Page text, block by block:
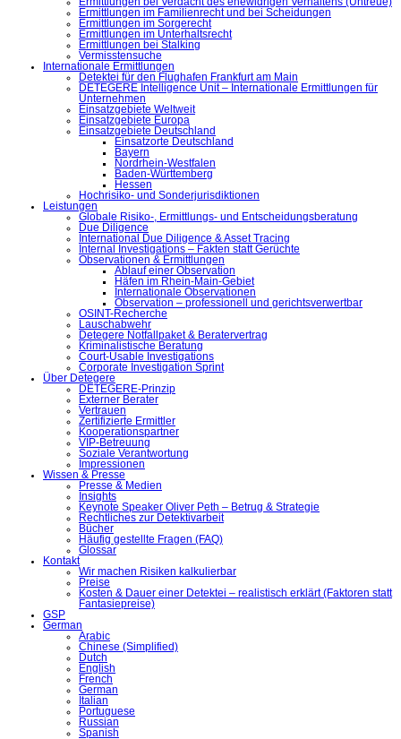
Ermittlungen im Familienrecht und bei Scheidungen
Ermittlungen im Sorgerecht
Ermittlungen im Unterhaltsrecht
Ermittlungen bei Stalking
Vermisstensuche
Internationale Ermittlungen
Detektei für den Flughafen Frankfurt am Main
DETEGERE Intelligence Unit – Internationale Ermittlungen für
Unternehmen
Einsatzgebiete Weltweit
Einsatzgebiete Europa
Einsatzgebiete Deutschland
Einsatzorte Deutschland
Bayern
Nordrhein-Westfalen
Baden-Württemberg
Hessen
Hochrisiko- und Sonderjurisdiktionen
Leistungen
Globale Risiko-, Ermittlungs- und Entscheidungsberatung
Due Diligence
International Due Diligence & Asset Tracing
Internal Investigations – Fakten statt Gerüchte
Observationen & Ermittlungen
Ablauf einer Observation
Häfen im Rhein-Main-Gebiet
Internationale Observationen
Observation – professionell und gerichtsverwertbar
OSINT-Recherche
Lauschabwehr
Detegere Notfallpaket & Beratervertrag
Kriminalistische Beratung
Court-Usable Investigations
Corporate Investigation Sprint
Über Detegere
DETEGERE-Prinzip
Externer Berater
Vertrauen
Zertifizierte Ermittler
Kooperationspartner
VIP-Betreuung
Soziale Verantwortung
Impressionen
Wissen & Presse
Presse & Medien
Insights
Keynote Speaker Oliver Peth – Betrug & Strategie
Rechtliches zur Detektivarbeit
Bücher
Häufig gestellte Fragen (FAQ)
Glossar
Kontakt
Wir machen Risiken kalkulierbar
Preise
Kosten & Dauer einer Detektei – realistisch erklärt (Faktoren statt
Fantasiepreise)
GSP
German
Arabic
Chinese (Simplified)
Dutch
English
French
German
Italian
Portuguese
Russian
Spanish